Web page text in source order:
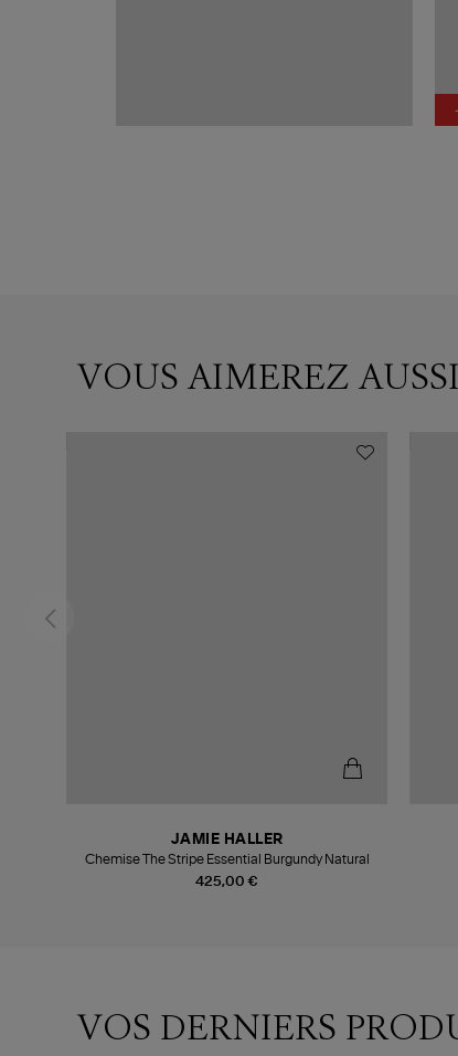
VOUS AIMEREZ AUSSI
425,00 €
JAMIE HALLER
Chemise The Stripe Essential Burgundy Natural
VOS DERNIERS